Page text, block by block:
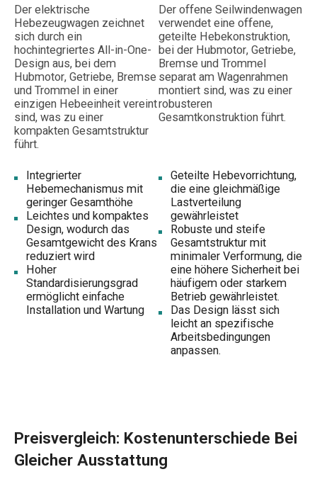
Der elektrische
Hebezeugwagen zeichnet
sich durch ein
hochintegriertes All-in-One-
Design aus, bei dem
Hubmotor, Getriebe, Bremse
und Trommel in einer
einzigen Hebeeinheit vereint
sind, was zu einer
kompakten Gesamtstruktur
führt.
Der offene Seilwindenwagen
verwendet eine offene,
geteilte Hebekonstruktion,
bei der Hubmotor, Getriebe,
Bremse und Trommel
separat am Wagenrahmen
montiert sind, was zu einer
robusteren
Gesamtkonstruktion führt.
Integrierter
Hebemechanismus mit
geringer Gesamthöhe
Leichtes und kompaktes
Design, wodurch das
Gesamtgewicht des Krans
reduziert wird
Hoher
Standardisierungsgrad
ermöglicht einfache
Installation und Wartung
Geteilte Hebevorrichtung,
die eine gleichmäßige
Lastverteilung
gewährleistet
Robuste und steife
Gesamtstruktur mit
minimaler Verformung, die
eine höhere Sicherheit bei
häufigem oder starkem
Betrieb gewährleistet.
Das Design lässt sich
leicht an spezifische
Arbeitsbedingungen
anpassen.
Preisvergleich: Kostenunterschiede Bei
Gleicher Ausstattung